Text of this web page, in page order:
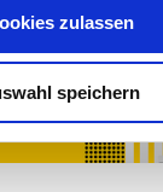
zulassen
speichern